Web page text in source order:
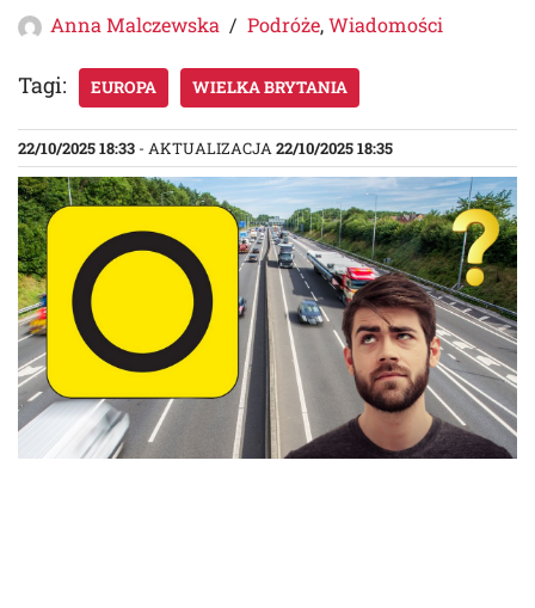
Anna Malczewska Podróże,Wiadomości
Tagi: EUROPA WIELKA BRYTANIA
22/10/2025 18:33 - AKTUALIZACJA22/10/2025 18:35